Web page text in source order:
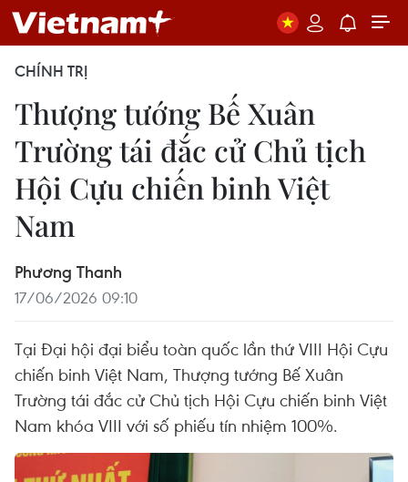
CHÍNH TRỊ
Thượng tướng Bế Xuân
Trường tái đắc cử Chủ tịch
Hội Cựu chiến binh Việt
Nam
Phương Thanh
17/06/2026 09:10
Tại Đại hội đại biểu toàn quốc lần thứ VIII Hội Cựu
chiến binh Việt Nam, Thượng tướng Bế Xuân
Trường tái đắc cử Chủ tịch Hội Cựu chiến binh Việt
Nam khóa VIII với số phiếu tín nhiệm 100%.